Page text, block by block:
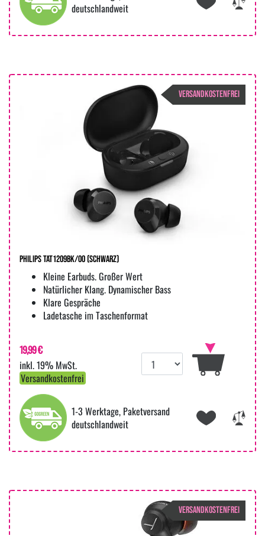
deutschlandweit
VERSANDKOSTENFREI
Philips TAT1209BK/00 (Schwarz)
Kleine Earbuds. Großer Wert
Natürlicher Klang. Dynamischer Bass
Klare Gespräche
Ladetasche im Taschenformat
19,99 €
inkl. 19% MwSt.
Versandkostenfrei
1-3 Werktage, Paketversand
deutschlandweit
VERSANDKOSTENFREI